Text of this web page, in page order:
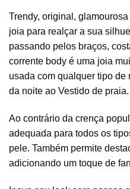
Trendy, original,
joia para realçar a sua
passando pelos braços,
corrente body é uma joia
usada com qualquer tipo
da noite ao Vestido de praia.
Ao contrário da crença
adequada para todos os
pele. Também permite
adicionando um toque de